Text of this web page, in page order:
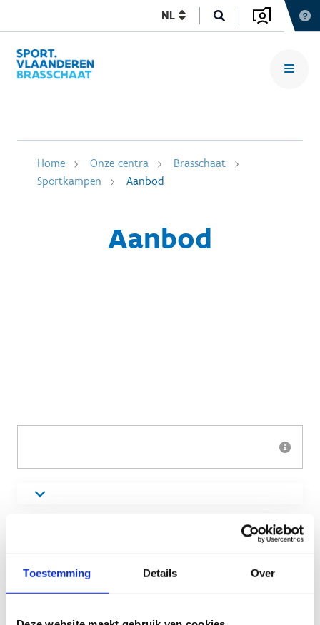
Toestemming Details Over
NL
Home Onze centra
Brasschaat
Sportkampen
Aanbod
Aanbod